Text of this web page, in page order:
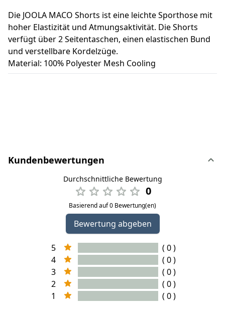
Die JOOLA MACO Shorts ist eine leichte Sporthose mit
hoher Elastizität und Atmungsaktivität. Die Shorts
verfügt über 2 Seitentaschen, einen elastischen Bund
und verstellbare Kordelzüge.
Material: 100% Polyester Mesh Cooling
Kundenbewertungen
Durchschnittliche Bewertung
0
Basierend auf 0 Bewertung(en)
Bewertung abgeben
5
( 0 )
4
( 0 )
3
( 0 )
2
( 0 )
1
( 0 )